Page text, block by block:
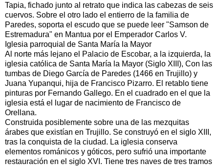
Tapia, fichado junto al retrato que indica las cabezas de seis
cuervos. Sobre el otro lado el entierro de la familia de
Paredes, soporta el escudo que se puede leer "Samson de
Estremadura" en Mantua por el Emperador Carlos V.
Iglesia parroquial de Santa María la Mayor
Al norte más lejano el Palacio de Escobar, a la izquierda, la
iglesia católica de Santa María la Mayor (Siglo XIII), Con las
tumbas de Diego García de Paredes (1466 en Trujillo) y
Juana Yupanqui, hija de Francisco Pizarro. El retablo tiene
pinturas por Fernando Gallego. En el cuadrado en el que la
iglesia está el lugar de nacimiento de Francisco de
Orellana.
Construida posiblemente sobre una de las mezquitas
árabes que existían en Trujillo. Se construyó en el siglo XIII,
tras la conquista de la ciudad. La iglesia conserva
elementos románicos y góticos, pero sufrió una importante
restauración en el siglo XVI. Tiene tres naves de tres tramos